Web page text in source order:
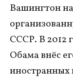
Вашингтон
СССР. В 2012
Обама внёс
иностранных